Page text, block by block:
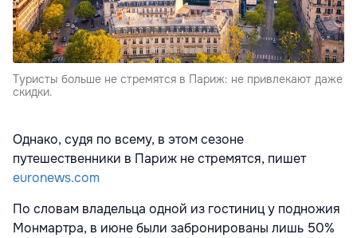
Туристы больше не стремятся в Париж: не привлекают даже
скидки.
Однако, судя по всему, в этом сезоне
путешественники в Париж не стремятся, пишет
euronews.com
По словам владельца одной из гостиниц у подножия
Монмартра, в июне были забронированы лишь 50%